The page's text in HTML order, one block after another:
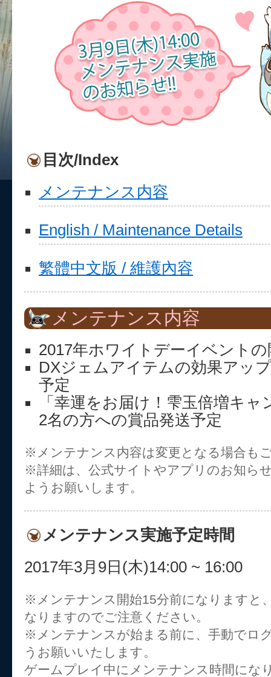
目次/Index
メンテナンス内容
English / Maintenance Details
繁體中文版 / 維護內容
メンテナンス内容
2017年ホワイトデーイベントの
DXジェムアイテムの効果アッ
予定
「幸運をお届け！雫玉倍増キ
2名の方への賞品発送予定
※メンテナンス内容は変更となる場合も
※詳細は、公式サイトやアプリのお知ら
ようお願いします。
メンテナンス実施予定時間
2017年3月9日(木)14:00 ~ 16:00
※メンテナンス開始15分前になりますと
なりますのでご注意ください。
※メンテナンスが始まる前に、手動でロ
うお願いいたします。
ゲームプレイ中にメンテナンス時間にな